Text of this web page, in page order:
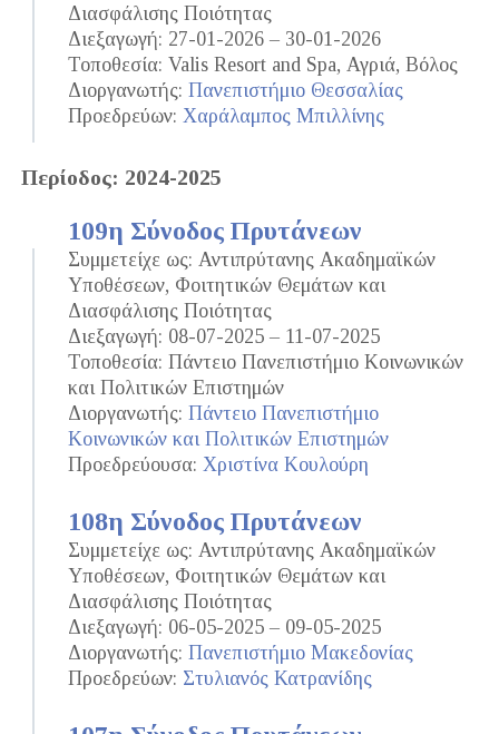
Διασφάλισης Ποιότητας
Διεξαγωγή: 27-01-2026 – 30-01-2026
Τοποθεσία: Valis Resort and Spa, Αγριά, Βόλος
Διοργανωτής: Πανεπιστήμιο Θεσσαλίας
Προεδρεύων: Χαράλαμπος Μπιλλίνης
Περίοδος: 2024-2025
109η Σύνοδος Πρυτάνεων
Συμμετείχε ως: Αντιπρύτανης Ακαδημαϊκών
Υποθέσεων, Φοιτητικών Θεμάτων και
Διασφάλισης Ποιότητας
Διεξαγωγή: 08-07-2025 – 11-07-2025
Τοποθεσία: Πάντειο Πανεπιστήμιο Κοινωνικών
και Πολιτικών Επιστημών
Διοργανωτής: Πάντειο Πανεπιστήμιο
Κοινωνικών και Πολιτικών Επιστημών
Προεδρεύουσα: Χριστίνα Κουλούρη
108η Σύνοδος Πρυτάνεων
Συμμετείχε ως: Αντιπρύτανης Ακαδημαϊκών
Υποθέσεων, Φοιτητικών Θεμάτων και
Διασφάλισης Ποιότητας
Διεξαγωγή: 06-05-2025 – 09-05-2025
Διοργανωτής: Πανεπιστήμιο Μακεδονίας
Προεδρεύων: Στυλιανός Κατρανίδης